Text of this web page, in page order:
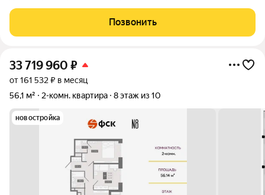
покупать мебель. Просто заезжайте и начинайте жить с
комфортом в самом сердце
Позвонить
33 719 960 ₽
от 161 532 ₽ в месяц
56,1 м²
2-комн. квартира 8 этаж из 10
новостройка